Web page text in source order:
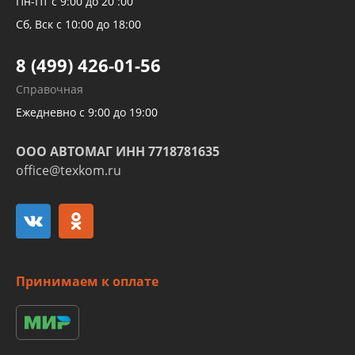
Трубок кондиционеров
Развертка пайка медных стальных
алюминиевых трубок и штуцеров
Сб, Вск с 10:00 до 18:00
8 (499) 426-01-56
Справочная
Ежедневно с 9:00 до 19:00
ООО АВТОМАГ ИНН 7718781635
office@texkom.ru
Принимаем к оплате